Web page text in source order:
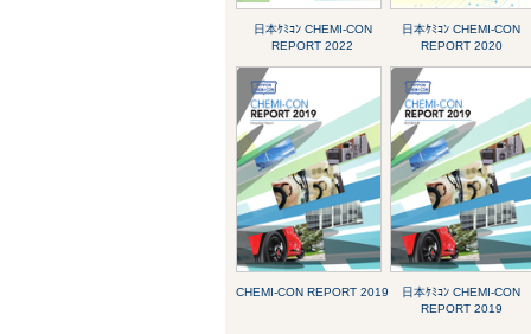
日本ｹﾐｺﾝ CHEMI-CON
REPORT 2022
日本ｹﾐｺﾝ CHEMI-CON
REPORT 2020
CHEMI-CON REPORT 2019
日本ｹﾐｺﾝ CHEMI-CON
REPORT 2019